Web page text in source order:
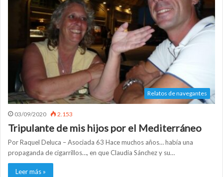
Relatos de navegantes
03/09/2020 2.153
Tripulante de mis hijos por el Mediterráneo
Por Raquel Deluca – Asociada 63 Hace muchos años… había una
propaganda de cigarrillos…, en que Claudia Sánchez y su…
Leer más »